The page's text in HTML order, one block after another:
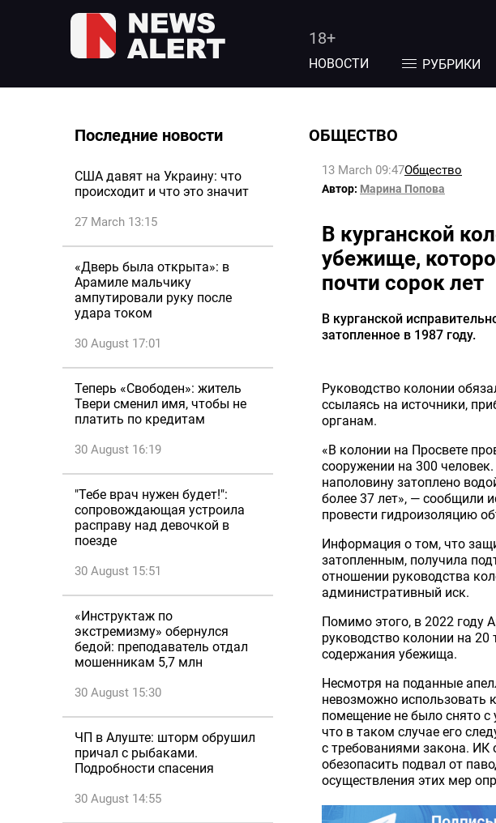
18+
НОВОСТИ РУБРИКИ
Последние новости
США давят на Украину: что
происходит и что это значит
27 March 13:15
«Дверь была открыта»: в
Арамиле мальчику
ампутировали руку после
удара током
30 August 17:01
Теперь «Свободен»: житель
Твери сменил имя, чтобы не
платить по кредитам
30 August 16:19
"Тебе врач нужен будет!":
сопровождающая устроила
расправу над девочкой в
поезде
30 August 15:51
«Инструктаж по
экстремизму» обернулся
бедой: преподаватель отдал
мошенникам 5,7 млн
30 August 15:30
ЧП в Алуште: шторм обрушил
причал с рыбаками.
Подробности спасения
30 August 14:55
ОБЩЕСТВО
13 March 09:47Общество
Автор: Марина Попова
В курганской
убежище,
почти сорок лет
В курганской
затопленное в 1987 году.
Руководство колонии
ссылаясь на источники,
органам.
«В колонии на Просвете
сооружении на 300
наполовину затоплено
более 37 лет», — сообщили
провести гидроизоляцию
Информация о том, что
затопленным, получила
отношении руководства
административный иск.
Помимо этого, в 2022 году
руководство колонии на
содержания убежища.
Несмотря на поданные
невозможно использовать
помещение не было снято с
что в таком случае его
с требованиями закона. ИК
обезопасить подвал от
осуществления этих мер